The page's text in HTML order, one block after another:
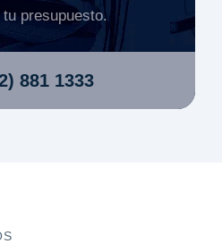
presupuesto.
881 1333